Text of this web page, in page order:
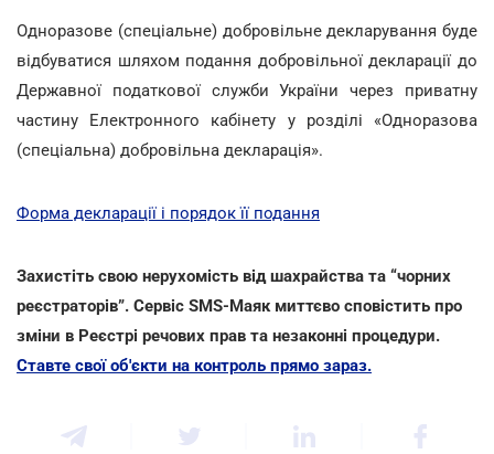
Одноразове (спеціальне) добровільне декларування буде
відбуватися шляхом подання добровільної декларації до
Державної податкової служби України через приватну
частину Електронного кабінету у розділі «Одноразова
(спеціальна) добровільна декларація».
Форма декларації і порядок її подання
Захистіть свою нерухомість від шахрайства та “чорних
реєстраторів”. Сервіс SMS-Маяк миттєво сповістить про
зміни в Реєстрі речових прав та незаконні процедури.
Ставте свої об'єкти на контроль прямо зараз.